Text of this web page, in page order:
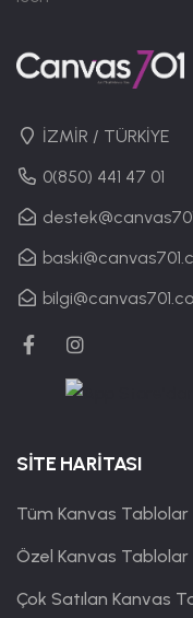
İZMİR / TÜRKİYE
0(850) 441 47 01
SİTE HARİTASI
Tüm Kanvas Tablolar
Özel Kanvas Tablolar
Çok Satılan Kanvas